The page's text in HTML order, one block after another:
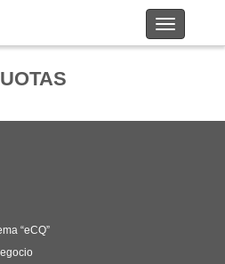
Toggle
navigation
“eCQ”